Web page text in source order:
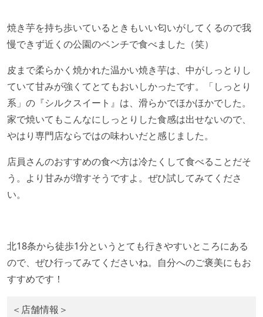
焼き芋を持ち歩いているときもいい匂いがしてくるので我
慢できず近くの公園のベンチで食べました（笑）
皮まで柔らかく焼かれた温かい焼き芋は、中がしっとりし
ていて甘みが強くてとてもおいしかったです。「しっとり
系」の『シルクスイート』は、滑らかでほかほかでした。
家で焼いてもこんなにしっとりした食感は出せないので、
やはり専門店ならではの味わいだと感じました。
店員さんのおすすめの食べ方は冷たくして食べることだそ
う。より甘みが増すそうですよ。ぜひ試してみてくださ
い。
北18条から徒歩1分というとても行きやすいところにある
ので、ぜひ行ってみてくださいね。自分へのご褒美にもお
すすめです！
＜店舗情報＞